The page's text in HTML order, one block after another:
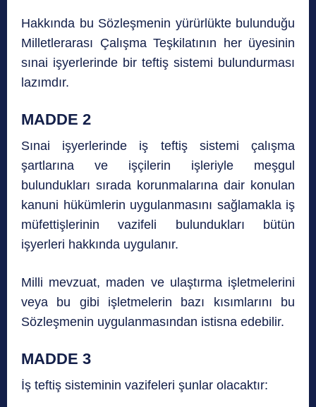
Hakkında bu Sözleşmenin yürürlükte bulunduğu
Milletlerarası Çalışma Teşkilatının her üyesinin
sınai işyerlerinde bir teftiş sistemi bulundurması
lazımdır.
MADDE 2
Sınai işyerlerinde iş teftiş sistemi çalışma
şartlarına ve işçilerin işleriyle meşgul
bulundukları sırada korunmalarına dair konulan
kanuni hükümlerin uygulanmasını sağlamakla iş
müfettişlerinin vazifeli bulundukları bütün
işyerleri hakkında uygulanır.
Milli mevzuat, maden ve ulaştırma işletmelerini
veya bu gibi işletmelerin bazı kısımlarını bu
Sözleşmenin uygulanmasından istisna edebilir.
MADDE 3
İş teftiş sisteminin vazifeleri şunlar olacaktır: